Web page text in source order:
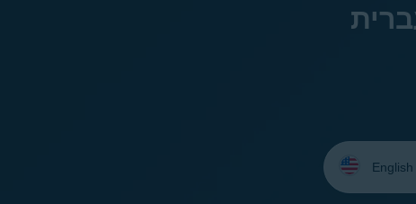
Select
your
language: